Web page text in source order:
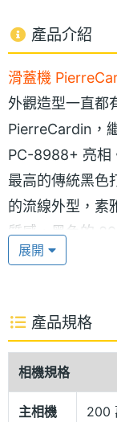
產品介紹
滑蓋機
外觀造型一直都
PierreCardin，
PC-8988+ 亮相
最高的傳統黑色
的流線外型，
質感，黑色的
而 -8988+ 也還
PierreCardin
弦，支援 MP3
展開
產品規格
相機規格
主相機
200